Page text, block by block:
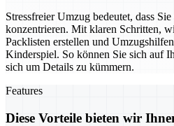
Stressfreier Umzug bedeutet, dass
konzentrieren. Mit klaren Schritten,
Packlisten erstellen und
Kinderspiel. So können Sie sich auf
sich um Details zu kümmern.
Features
Diese Vorteile bieten wir